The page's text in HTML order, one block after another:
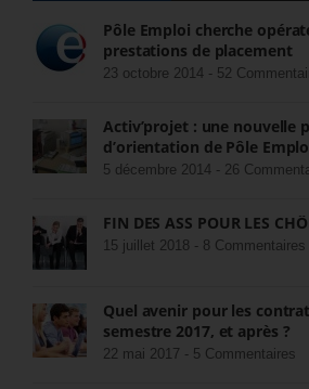
Pôle Emploi cherche
prestations de placement
23 octobre 2014 - 52
Activ’projet : une nouvelle
d’orientation de Pôle
5 décembre 2014 - 26
FIN DES ASS POUR LES
15 juillet 2018 - 8 Commentaires
Quel avenir pour les
semestre 2017, et après ?
22 mai 2017 - 5 Commentaires